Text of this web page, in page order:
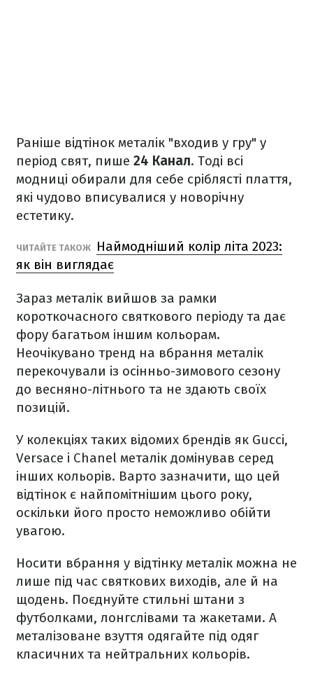
Раніше відтінок металік "входив у гру" у
період свят, пише 24 Канал. Тоді всі
модниці обирали для себе сріблясті плаття,
які чудово вписувалися у новорічну
естетику.
ЧИТАЙТЕ ТАКОЖ
Наймодніший колір літа 2023:
як він виглядає
Зараз металік вийшов за рамки
короткочасного святкового періоду та дає
фору багатьом іншим кольорам.
Неочікувано тренд на вбрання металік
перекочували із осінньо-зимового сезону
до весняно-літнього та не здають своїх
позицій.
У колекціях таких відомих брендів як Gucci,
Versace і Chanel металік домінував серед
інших кольорів. Варто зазначити, що цей
відтінок є найпомітнішим цього року,
оскільки його просто неможливо обійти
увагою.
Носити вбрання у відтінку металік можна не
лише під час святкових виходів, але й на
щодень. Поєднуйте стильні штани з
футболками, лонгслівами та жакетами. А
металізоване взуття одягайте під одяг
класичних та нейтральних кольорів.